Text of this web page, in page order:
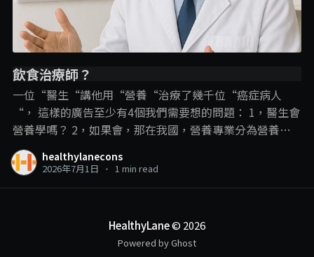
飲食治療師？
一位“醫生“講他用“營養“治療了幾千位“癌症病人
“， 這樣的廣告至少有4個我們需要想的問題： 1，醫生會
營養學嗎？ 2，如果會，那在我國，營養專業分為營養師
和飲食治療師，那他是用哪一個專業內容？ 3，即使是飲
食治療師可以進行疾病的“飲食治療“，但在這裡，飲食
疾病給治了，尤其是癌症這種複雜的疾病。 4，以醫生的
頭銜，確實可以“治療“癌症，那敢問他是開藥呢？動手
術呢？還是化療電療呢？ 一個線上課程可以做到這些？ . . .
healthylanecons
2026年7月1日 • 1 min read
HealthyLane© 2026
Powered by Ghost